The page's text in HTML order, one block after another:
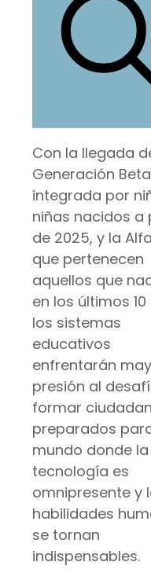
Con la llegada
Generación
integrada por
niñas nacidos a
de 2025, y la
que pertenecen
aquellos que
en los últimos 10
los sistemas
educativos
enfrentarán
presión al
formar
preparados
mundo donde la
tecnología es
omnipresente y
habilidades
se tornan
indispensables.